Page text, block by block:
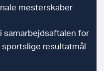
mesterskaber
samarbejdsaftalen for
resultatmål